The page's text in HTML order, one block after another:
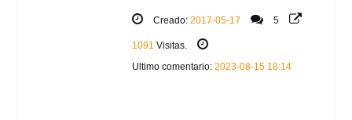
Creado: 2017-05-17 5
1091 Visitas.
Ultimo comentario: 2023-08-15 18:14